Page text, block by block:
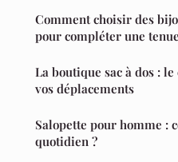
Comment choisir des
pour compléter une
La boutique sac à dos :
vos déplacements
Salopette pour homme :
quotidien ?